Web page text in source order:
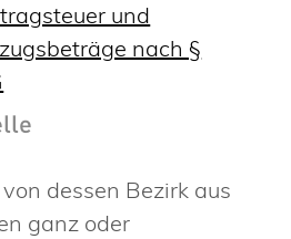
und
nach §
dessen Bezirk aus
ganz oder